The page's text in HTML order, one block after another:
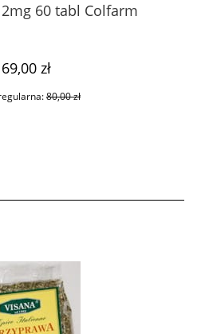
60 tabl Colfarm
69,00 zł
80,00 zł